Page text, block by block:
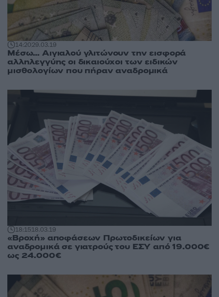
14:2029.03.19
Μέσω… Αιγιαλού γλιτώνουν την εισφορά
αλληλεγγύης οι δικαιούχοι των ειδικών
μισθολογίων που πήραν αναδρομικά
18:1518.03.19
«Βροχή» αποφάσεων Πρωτοδικείων για
αναδρομικά σε γιατρούς του ΕΣΥ από 19.000€
ως 24.000€